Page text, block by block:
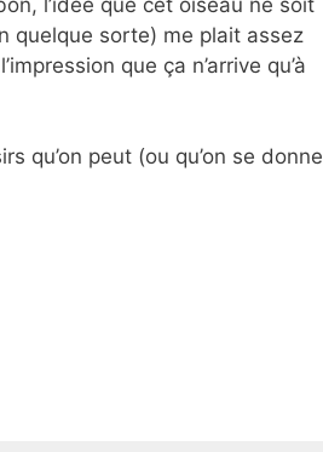
quelque sorte) me plait assez
que ça n’arrive qu’à
qu’on peut (ou qu’on se donne